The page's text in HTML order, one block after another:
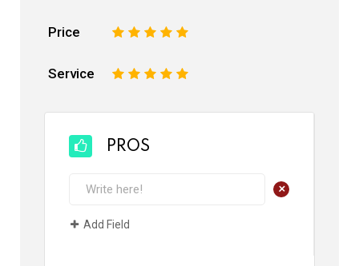
Price 5
4
3
2
Service 5
4
3
2
PROS
+
Add Field